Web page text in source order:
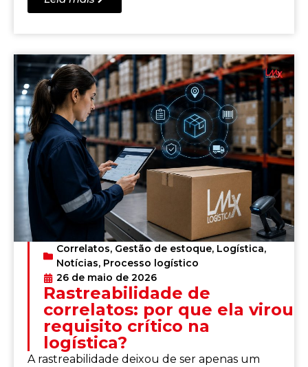
Correlatos, Gestão de estoque, Logística,
Notícias, Processo logístico
26 de maio de 2026
Rastreabilidade de
correlatos: por que ela virou
requisito crítico na
logística?
A rastreabilidade deixou de ser apenas um